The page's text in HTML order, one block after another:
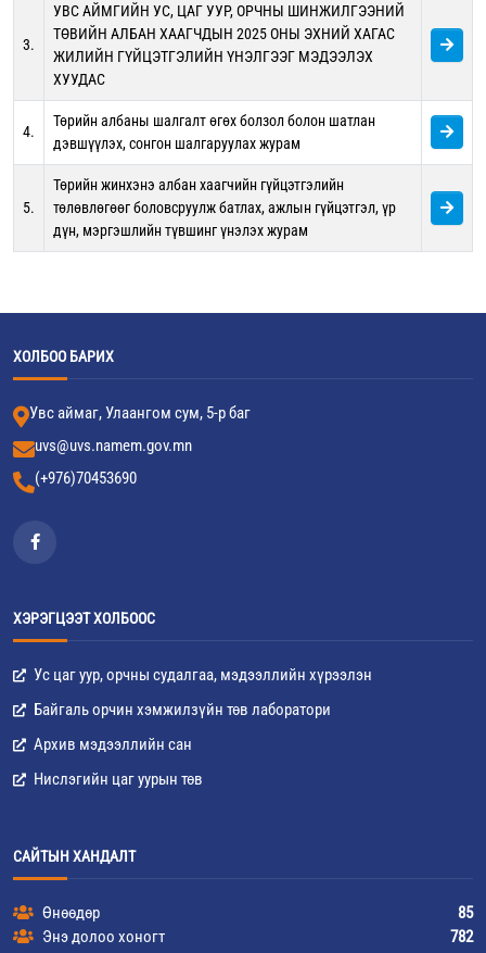
3.
УВС АЙМГИЙН УС, ЦАГ УУР, ОРЧНЫ ШИНЖИЛГЭЭНИЙ
ТӨВИЙН АЛБАН ХААГЧДЫН 2025 ОНЫ ЭХНИЙ ХАГАС
ЖИЛИЙН ГҮЙЦЭТГЭЛИЙН ҮНЭЛГЭЭГ МЭДЭЭЛЭХ
ХУУДАС
4.
Төрийн албаны шалгалт өгөх болзол болон шатлан
дэвшүүлэх, сонгон шалгаруулах журам
5.
Төрийн жинхэнэ албан хаагчийн гүйцэтгэлийн
төлөвлөгөөг боловсруулж батлах, ажлын гүйцэтгэл, үр
дүн, мэргэшлийн түвшинг үнэлэх журам
ХОЛБОО БАРИХ
Увс аймаг, Улаангом сум, 5-р баг
uvs@uvs.namem.gov.mn
(+976)70453690
ХЭРЭГЦЭЭТ ХОЛБООС
Ус цаг уур, орчны судалгаа, мэдээллийн хүрээлэн
Байгаль орчин хэмжилзүйн төв лаборатори
Архив мэдээллийн сан
Нислэгийн цаг уурын төв
САЙТЫН ХАНДАЛТ
Өнөөдөр
85
Энэ долоо хоногт
782